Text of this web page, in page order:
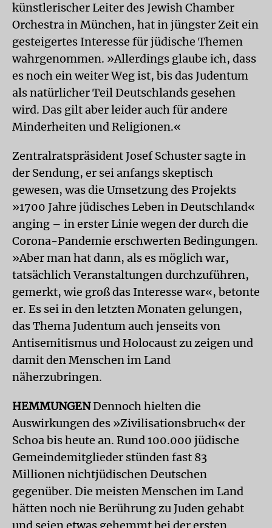
künstlerischer Leiter des Jewish Chamber
Orchestra in München, hat in jüngster Zeit ein
gesteigertes Interesse für jüdische Themen
wahrgenommen. »Allerdings glaube ich, dass
es noch ein weiter Weg ist, bis das Judentum
als natürlicher Teil Deutschlands gesehen
wird. Das gilt aber leider auch für andere
Minderheiten und Religionen.«
Zentralratspräsident Josef Schuster sagte in
der Sendung, er sei anfangs skeptisch
gewesen, was die Umsetzung des Projekts
»1700 Jahre jüdisches Leben in Deutschland«
anging – in erster Linie wegen der durch die
Corona-Pandemie erschwerten Bedingungen.
»Aber man hat dann, als es möglich war,
tatsächlich Veranstaltungen durchzuführen,
gemerkt, wie groß das Interesse war«, betonte
er. Es sei in den letzten Monaten gelungen,
das Thema Judentum auch jenseits von
Antisemitismus und Holocaust zu zeigen und
damit den Menschen im Land
näherzubringen.
HEMMUNGENDennoch hielten die
Auswirkungen des »Zivilisationsbruch« der
Schoa bis heute an. Rund 100.000 jüdische
Gemeindemitglieder stünden fast 83
Millionen nichtjüdischen Deutschen
gegenüber. Die meisten Menschen im Land
hätten noch nie Berührung zu Juden gehabt